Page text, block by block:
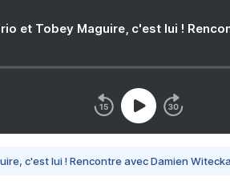
et Tobey Maguire, c'est lui !
c'est lui ! Rencontre avec Damien Witecka